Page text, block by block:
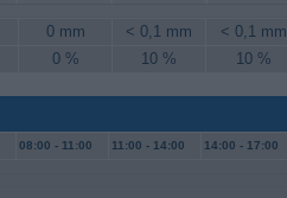
0 mm < 0,1 mm
< 0,1 mm
0 % 10 % 10 %
08:00 - 11:00 11:00 - 14:00 14:00 - 17:00